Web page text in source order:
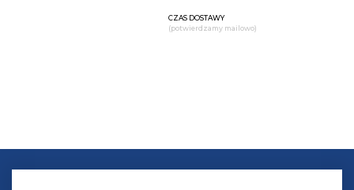
CZAS DOSTAWY
(potwierdzamy mailowo)